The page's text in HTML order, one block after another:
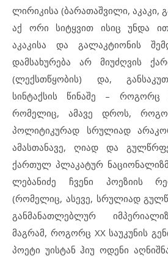
ლირიკისა (ბარათაშვილი, აკაკი,
აქ ორი სიტყვით ისიც უნდა
აკაკისა და გალაკტიონის
დამსახურება არ მიუძღვის
(ლექსთწყობის) და,
სინტაქსის წინაშე – როგორც
რომელიც, ამავე დროს,
პოლიტიკურად სრულიად
ამასთანავე, ღიად და
ქართულ პლაკატურ
ლებანიძე ჩვენი პოეზიის
(რომელიც, ასევე, სრულიად
განმანათლებლურ
მაგრამ, როგორც XX საუკუნის
პოეტი უისტან ჰიუ ოდენი